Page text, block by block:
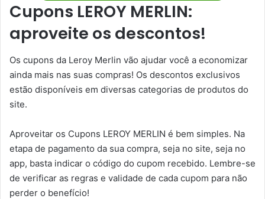
Cupons LEROY MERLIN:
aproveite os descontos!
Os cupons da Leroy Merlin vão ajudar você a economizar
ainda mais nas suas compras! Os descontos exclusivos
estão disponíveis em diversas categorias de produtos do
site.
Aproveitar os Cupons LEROY MERLIN é bem simples. Na
etapa de pagamento da sua compra, seja no site, seja no
app, basta indicar o código do cupom recebido. Lembre-se
de verificar as regras e validade de cada cupom para não
perder o benefício!